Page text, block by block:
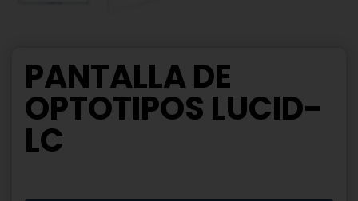
PANTALLA DE
OPTOTIPOS LUCID-
LC